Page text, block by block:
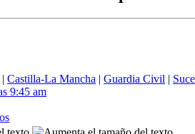
| Castilla-La Mancha | Guardia Civil |
9:45 am